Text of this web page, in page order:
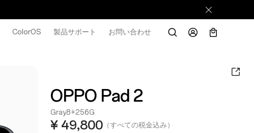
ColorOS 製品サポート お問い合わせ
OPPO Pad 2
Gray8+256G
¥ 49,800 （すべての税金込み）